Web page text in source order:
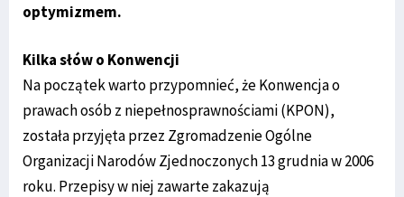
optymizmem.
Kilka słów o Konwencji
Na początek warto przypomnieć, że Konwencja o
prawach osób z niepełnosprawnościami (KPON),
została przyjęta przez Zgromadzenie Ogólne
Organizacji Narodów Zjednoczonych 13 grudnia w 2006
roku. Przepisy w niej zawarte zakazują